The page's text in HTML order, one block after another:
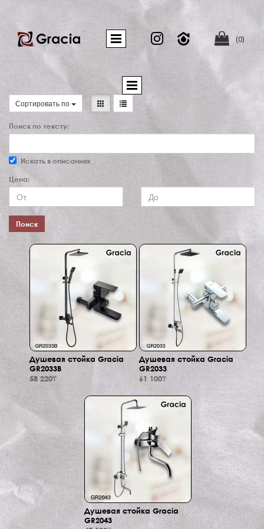
  (0)
Сортировать по
Поиск по тексту:
Искать в описаниях
Цена:
Поиск
Душевая стойка Gracia
GR2033B
58 220₸
Душевая стойка Gracia
GR2033
61 100₸
Душевая стойка Gracia
GR2043